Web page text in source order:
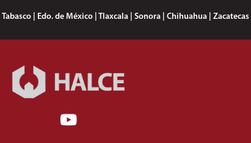
| Edo. de México | Tlaxcala | Sonora | Chihuahua |